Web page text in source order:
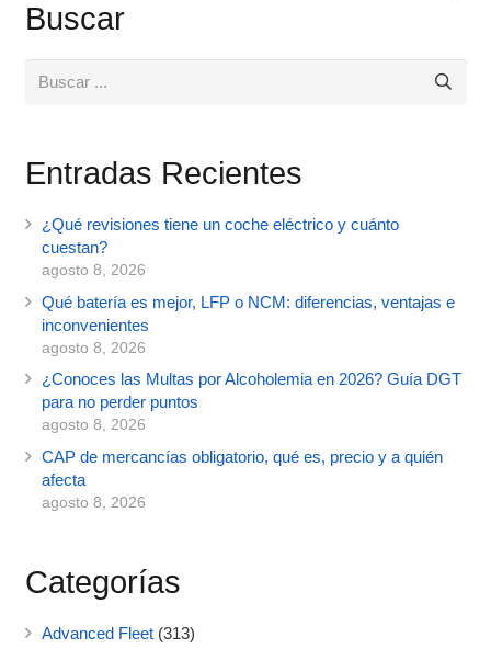
Buscar
Entradas Recientes
¿Qué revisiones tiene un coche eléctrico y cuánto
cuestan?
agosto 8, 2026
Qué batería es mejor, LFP o NCM: diferencias, ventajas e
inconvenientes
agosto 8, 2026
¿Conoces las Multas por Alcoholemia en 2026? Guía DGT
para no perder puntos
agosto 8, 2026
CAP de mercancías obligatorio, qué es, precio y a quién
afecta
agosto 8, 2026
Categorías
Advanced Fleet(313)